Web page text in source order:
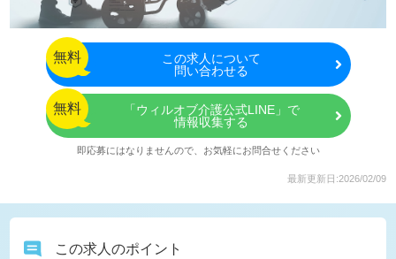
無料 この求人について
問い合わせる
無料
「ウィルオブ介護公式LINE」で
情報収集する
即応募にはなりませんので、お気軽にお問合せください
最新更新日:2026/02/09
この求人のポイント